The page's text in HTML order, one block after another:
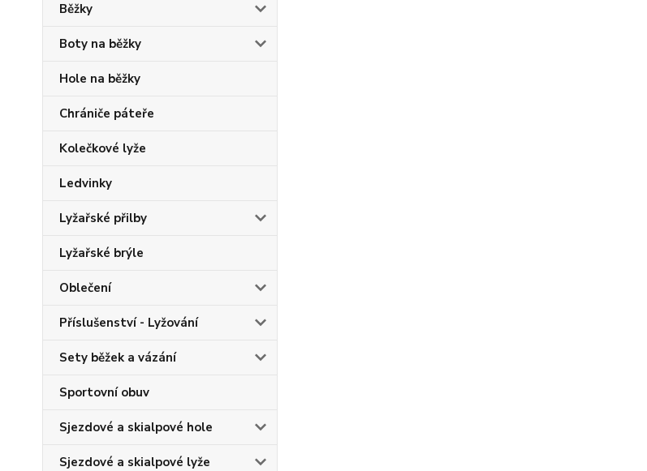
Běžky
Boty na běžky
Hole na běžky
Chrániče páteře
Kolečkové lyže
Ledvinky
Lyžařské přilby
Lyžařské brýle
Oblečení
Příslušenství - Lyžování
Sety běžek a vázání
Sportovní obuv
Sjezdové a skialpové hole
Sjezdové a skialpové lyže